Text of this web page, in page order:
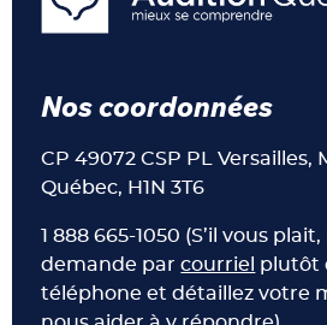
Nos coordonnées
CP 49072 CSP PL Versailles,
Québec, H1N 3T6
1 888 665-1050 (S’il vous
demande parcourriel plutôt
téléphone et détaillez votre